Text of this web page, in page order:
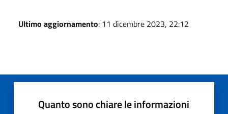
Ultimo aggiornamento: 11 dicembre 2023, 22:12
Quanto sono chiare le informazioni